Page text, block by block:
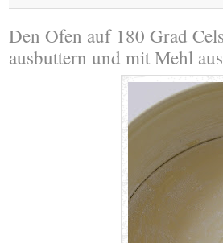
Den Ofen auf 180 Grad
ausbuttern und mit Mehl